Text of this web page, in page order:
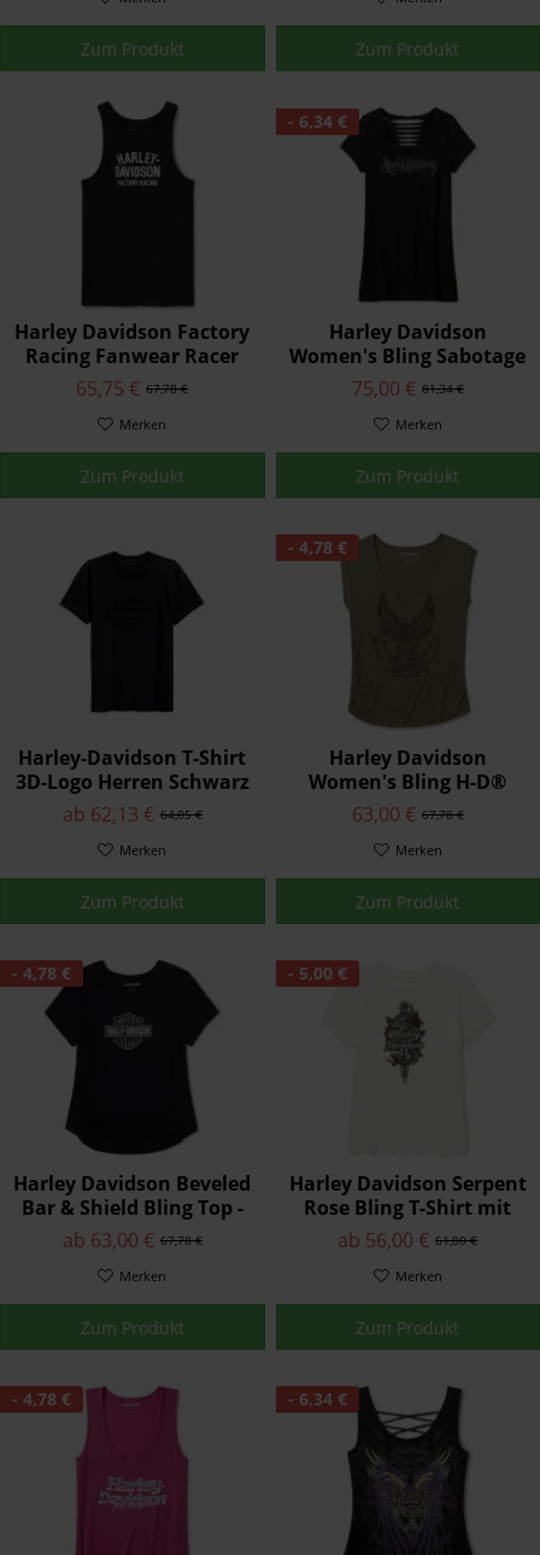
Zum Produkt Zum Produkt
Harley Davidson Factory
Racing Fanwear Racer
Tanktop für Damen -
Harley Black
67,78 €
65,75 €
Merken
Zum Produkt
- 6,34 €
Harley Davidson
Women's Bling Sabotage
Short Sleeve Rip &
Repair Tunic
81,34 €
75,00 €
Merken
Zum Produkt
Harley-Davidson T-Shirt
3D-Logo Herren Schwarz
96611-19VM
64,05 €
ab 62,13 €
Merken
Zum Produkt
- 4,78 €
Harley Davidson
Women's Bling H-D®
Born to Fly Notch Neck
Muscle Tee - Grape Leaf
67,78 €
63,00 €
Merken
Zum Produkt
- 4,78 €
Harley Davidson Beveled
Bar & Shield Bling Top -
Harley Black
67,78 €
ab 63,00 €
Merken
Zum Produkt
- 5,00 €
Harley Davidson Serpent
Rose Bling T-Shirt mit
Rundhalsausschnitt
61,00 €
ab 56,00 €
Merken
Zum Produkt
- 4,78 € - 6,34 €